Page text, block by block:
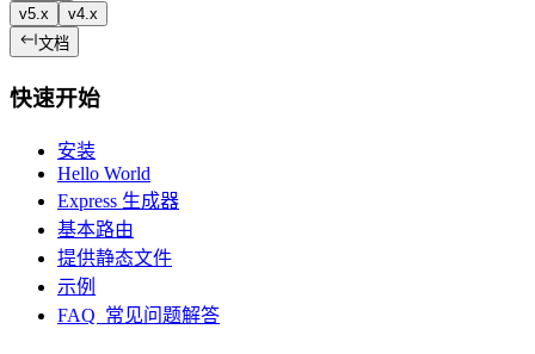
v5.x
v4.x
文档
快速开始
安装
Hello World
Express 生成器
基本路由
提供静态文件
示例
FAQ 常见问题解答